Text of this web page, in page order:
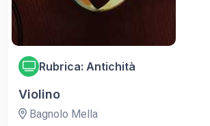
Rubrica: Antichità
Violino
Bagnolo Mella